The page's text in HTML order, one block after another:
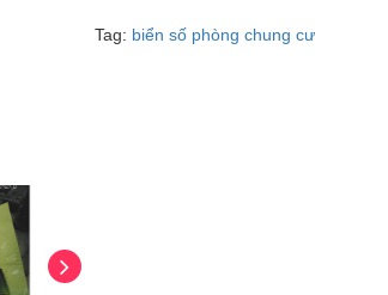
Tag: biển số phòng chung cư